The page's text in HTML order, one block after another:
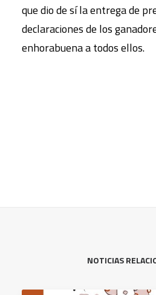
que dio de sí la entrega de
declaraciones de los
enhorabuena a todos ellos.
NOTICIAS